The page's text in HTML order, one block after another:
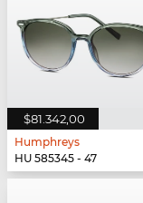
$81.342,00
Humphreys
HU 585345 - 47